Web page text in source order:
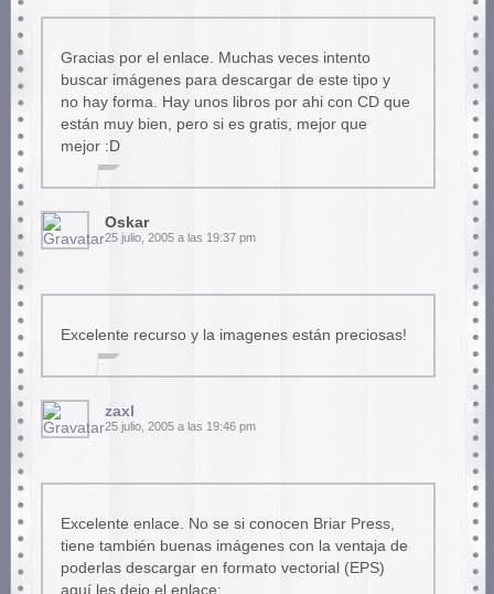
Gracias por el enlace. Muchas veces intento
buscar imágenes para descargar de este tipo y
no hay forma. Hay unos libros por ahi con CD que
están muy bien, pero si es gratis, mejor que
mejor :D
Oskar
25 julio, 2005 a las 19:37 pm
Excelente recurso y la imagenes están preciosas!
zaxl
25 julio, 2005 a las 19:46 pm
Excelente enlace. No se si conocen Briar Press,
tiene también buenas imágenes con la ventaja de
poderlas descargar en formato vectorial (EPS)
aquí les dejo el enlace: